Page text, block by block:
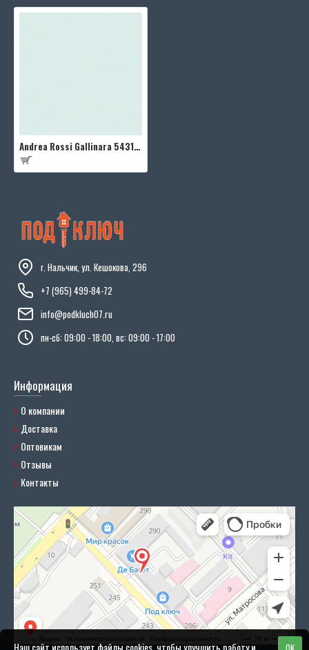
Andrea Rossi Gallinara 54310-5
г. Нальчик, ул. Кешокова, 296
+7 (965) 499-84-72
info@podkluch07.ru
пн-сб: 09:00 - 18:00, вс: 09:00 - 17:00
Информация
О компании
Доставка
Оптовикам
Отзывы
Контакты
Наш сайт использует файлы cookies, чтобы улучшить работу и